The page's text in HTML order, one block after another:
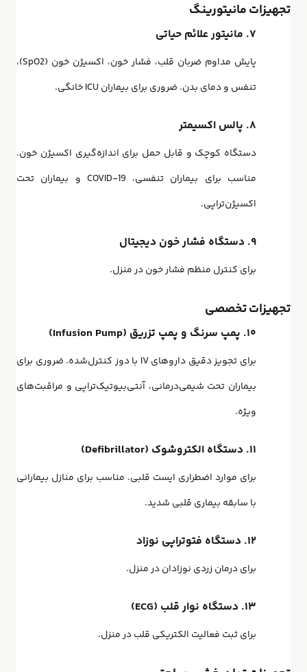
تجهیزات مانیتورینگ
۷. مانیتور علائم حیاتی
پایش مداوم ضربان قلب، فشار خون، اکسیژن خون (SpO2)،
تنفس و دمای بدن. ضروری برای بیماران ICU خانگی.
۸. پالس اکسیمتر
دستگاه کوچک و قابل حمل برای اندازه‌گیری اکسیژن خون.
مناسب برای بیماران تنفسی، COVID-19 و بیماران تحت
اکسیژن‌تراپی.
۹. دستگاه فشار خون دیجیتال
برای کنترل منظم فشار خون در منزل.
تجهیزات تخصصی
۱۰. پمپ سرنگ و پمپ تزریق (Infusion Pump)
برای تجویز دقیق داروهای IV با دوز کنترل‌شده. ضروری برای
بیماران تحت شیمی‌درمانی، آنتی‌بیوتیک‌تراپی و مراقبت‌های
ویژه.
۱۱. دستگاه الکتروشوک (Defibrillator)
برای موارد اضطراری ایست قلبی. مناسب برای منازل بیمارانی
با سابقه بیماری قلبی شدید.
۱۲. دستگاه فتوتراپی نوزاد
برای درمان زردی نوزادان در منزل.
۱۳. دستگاه نوار قلب (ECG)
برای ثبت فعالیت الکتریکی قلب در منزل.